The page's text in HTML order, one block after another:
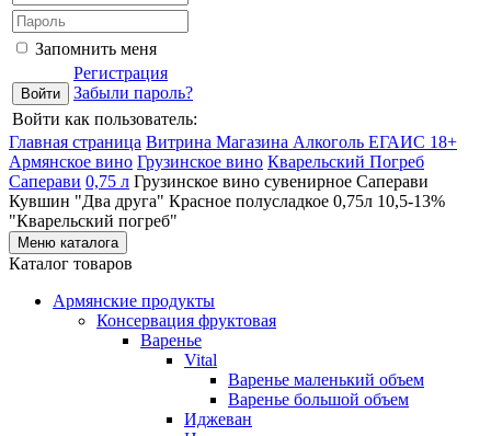
Запомнить меня
Регистрация
Забыли пароль?
Войти как пользователь:
Главная страница Витрина Магазина Алкоголь ЕГАИС 18+
Армянское вино Грузинское вино Кварельский Погреб
Саперави 0,75 л Грузинское вино сувенирное Саперави
Кувшин "Два друга" Красное полусладкое 0,75л 10,5-13%
"Кварельский погреб"
Меню каталога
Каталог товаров
Армянские продукты
Консервация фруктовая
Варенье
Vital
Варенье маленький объем
Варенье большой объем
Иджеван